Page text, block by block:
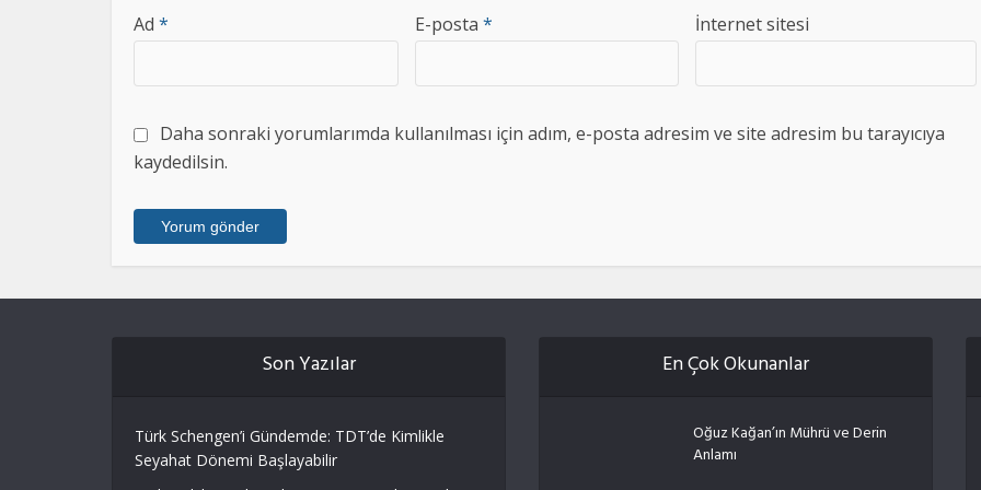
Ad * E-posta * İnternet sitesi
Daha sonraki yorumlarımda kullanılması için adım, e-posta adresim ve site adresim bu tarayıcıya
kaydedilsin.
Son Yazılar
Türk Schengen’i Gündemde: TDT’de Kimlikle
Seyahat Dönemi Başlayabilir
En Çok Okunanlar
Oğuz Kağan’ın Mührü ve Derin
Anlamı